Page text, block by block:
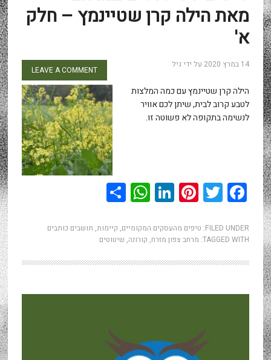
מאת הילה קרן שטיינמץ – חלק
א'
14 במרץ 2020 על ידיגיל
LEAVE A COMMENT
הילה קרן שטיינמץ עם כמה המלצות
לטבע קרוב לבית, שיתן לכם אוויר
לנשימה בתקופה לא פשוטה זו.
Facebook
Twitter
Pinterest
LinkedIn
WhatsApp
Share
FILED UNDER: טיפים מהעסקים המקומיים, קיימות, תושבים כותבים
TAGGED WITH: מרחב צפון מזרח, קורונה, שיטוטים